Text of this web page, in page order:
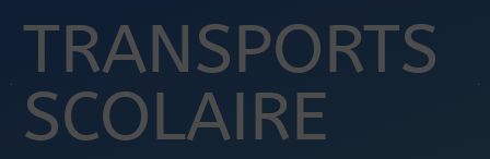
TRANSPORTS
SCOLAIRE